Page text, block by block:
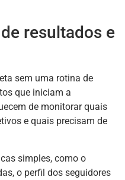
resultados e
sem uma rotina de
que iniciam a
de monitorar quais
e quais precisam de
simples, como o
o perfil dos seguidores